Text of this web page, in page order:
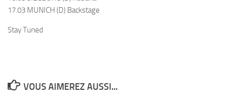
17.03 MUNICH (D) Backstage
Stay Tuned
VOUS AIMEREZ AUSSI...